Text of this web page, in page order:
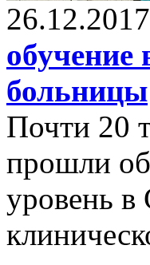
26.12.2017
больницы
Почти 20
прошли
уровень в